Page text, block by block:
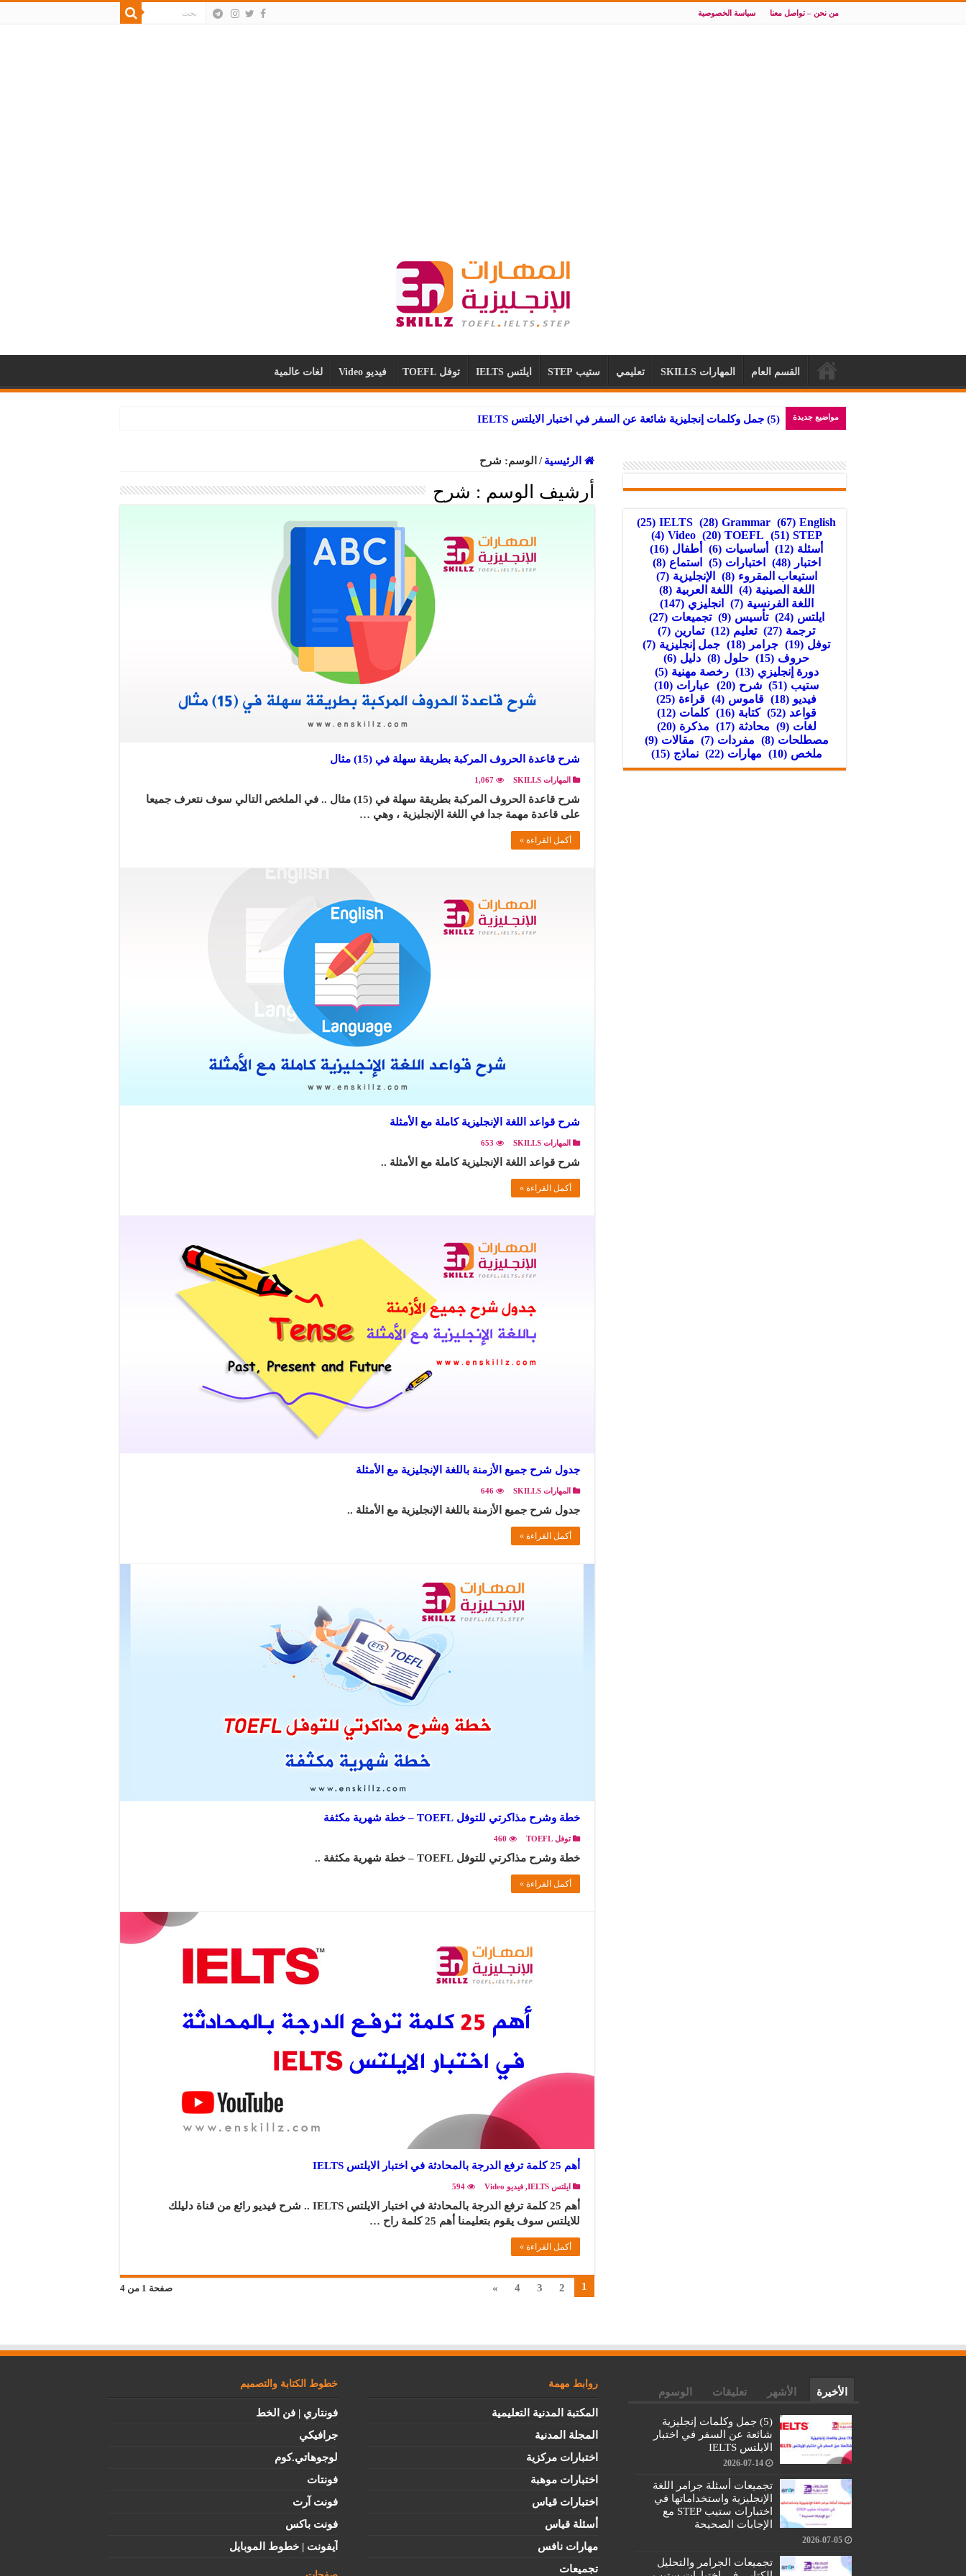
من نحن – تواصل معنا سياسة الخصوصية
القسم العام المهارات SKILLS تعليمي ستيب STEP ايلتس IELTS توفل TOEFL فيديو Video لغات عالمية
مواضيع جديدة تجميعات أسئل
الرئيسية / الوسم: شرح
أرشيف الوسم : شرح
شرح قاعدة الحروف المركبة بطريقة سهلة في (15) مثال
المهارات SKILLS 1,067
شرح قاعدة الحروف المركبة بطريقة سهلة في (15) مثال .. في الملخص التالي سوف نتعرف جميعا
على قاعدة مهمة جدا في اللغة الإنجليزية ، وهي …
أكمل القراءة »
شرح قواعد اللغة الإنجليزية كاملة مع الأمثلة
المهارات SKILLS 653
شرح قواعد اللغة الإنجليزية كاملة مع الأمثلة ..
أكمل القراءة »
جدول شرح جميع الأزمنة باللغة الإنجليزية مع الأمثلة
المهارات SKILLS 646
جدول شرح جميع الأزمنة باللغة الإنجليزية مع الأمثلة ..
أكمل القراءة »
خطة وشرح مذاكرتي للتوفل TOEFL – خطة شهرية مكثفة
توفل TOEFL 460
خطة وشرح مذاكرتي للتوفل TOEFL – خطة شهرية مكثفة ..
أكمل القراءة »
أهم 25 كلمة ترفع الدرجة بالمحادثة في اختبار الايلتس IELTS
ايلتس IELTS , فيديو Video 594
أهم 25 كلمة ترفع الدرجة بالمحادثة في اختبار الايلتس IELTS .. شرح فيديو رائع من قناة دليلك
للايلتس سوف يقوم بتعليمنا أهم 25 كلمة راح …
أكمل القراءة »
صفحة 1 من 4 1
2
3
4
»
English
(67)
Grammar
(28)
IELTS
(25)
STEP
(51)
TOEFL
(20)
Video
(4)
أسئلة (12) أساسيات (6) أطفال (16)
اختبار
(48) اختبارات (5) استماع (8)
استيعاب المقروء (8) الإنجليزية (7)
اللغة الصينية (4) اللغة العربية (8)
اللغة الفرنسية (7) انجليزي (147)
ايلتس (24) تأسيس (9) تجميعات (27)
ترجمة (27) تعليم (12) تمارين (7)
توفل (19) جرامر (18) جمل إنجليزية (7)
حروف (15) حلول (8) دليل (6)
دورة إنجليزي (13) رخصة مهنية (5)
ستيب (51) شرح (20) عبارات (10)
فيديو (18) قاموس (4) قراءة (25)
قواعد (52) كتابة (16) كلمات (12)
لغات (9) محادثة (17) مذكرة (20)
مصطلحات (8) مفردات (7) مقالات (9)
ملخص (10) مهارات (22) نماذج (15)
الأخيرة الأشهر تعليقات الوسوم
(5) جمل وكلمات إنجليزية
شائعة عن السفر في اختبار
الايلتس IELTS
2026-07-14
تجميعات أسئلة جرامر اللغة
الإنجليزية واستخداماتها في
اختبارات ستيب STEP مع
الإجابات الصحيحة
2026-07-05
تجميعات الجرامر والتحليل
روابط مهمة
المكتبة المدنية التعليمية
المجلة المدنية
اختبارات مركزية
اختبارات موهبة
اختبارات قياس
أسئلة قياس
مهارات نافس
تجميعات
خطوط الكتابة والتصميم
فونتاري | فن الخط
جرافيكي
لوجوهاتي.كوم
فونتات
فونت آرت
فونت باكس
آيفونت | خطوط الموبايل